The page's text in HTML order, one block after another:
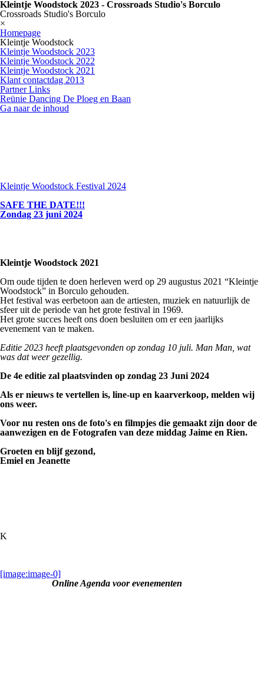
Kleintje Woodstock 2023 - Crossroads Studio's Borculo
Crossroads Studio's Borculo
×
Homepage
Kleintje Woodstock
Kleintje Woodstock 2023
Kleintje Woodstock 2022
Kleintje Woodstock 2021
Klant contactdag 2013
Partner Links
Reünie Dancing De Ploeg en Baan
Ga naar de inhoud
Kleintje Woodstock Festival 2024
SAFE THE DATE!!!
Zondag 23 juni 2024
Kleintje Woodstock 2021
Om oude tijden te doen herleven werd op 29 augustus 2021 “Kleintje
Woodstock” in Borculo gehouden.
Het festival was eerbetoon aan de artiesten, muziek en natuurlijk de
sfeer uit de periode van het grote festival in 1969.
Het grote succes heeft ons doen besluiten om er een jaarlijks
evenement van te maken.
Editie 2023 heeft plaatsgevonden op zondag 10 juli. Man Man, wat
was dat weer gezellig.
De 4e editie zal plaatsvinden op zondag 23 Juni 2024
Als er nieuws te vertellen is, line-up en kaarverkoop, melden wij
ons weer.
Voor nu resten ons de foto's en filmpjes die gemaakt zijn door de
aanwezigen en de Fotografen van deze middag Jaime en Rien.
Groeten en blijf gezond,
Emiel en Jeanette
K
[image:image-0]
Online Agenda voor evenementen